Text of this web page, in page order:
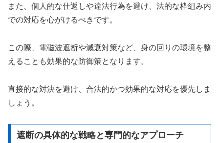
また、個人的な仕返しや違法行為を避け、法的な枠組み内
での対応を心がけるべきです。
この際、電磁波遮断や減衰対策など、身の回りの環境を整
えることも効果的な防御策となります。
直接的な対決を避け、合法的かつ効果的な対応を優先しま
しょう。
遮断の具体的な戦略と専門的なアプローチ